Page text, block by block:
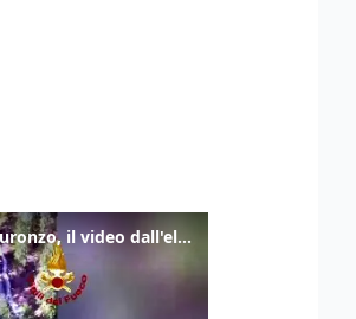
Frana lambisce le case di Auronzo, il video dall'elicottero dei vigili del fuoco